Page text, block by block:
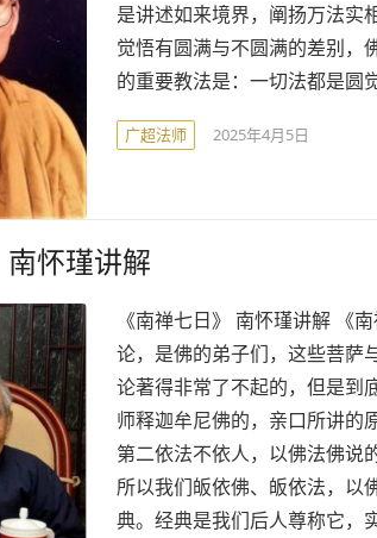
是讲述如来境界，阐扬万法实
觉悟有圆满与不圆满的差别，
的重要教法是：一切法都是圆
广超法师 2025年4月5日
南怀瑾讲解
《南禅七日》 南怀瑾讲解 《
论，是佛的弟子们，这些菩萨
论著得非常了不起的，但是到
师释迦牟尼佛的，亲口所讲的
第二依法不依人，以佛法佛说
所以我们皈依佛、皈依法，以
典。经典是我们后人尊称它，